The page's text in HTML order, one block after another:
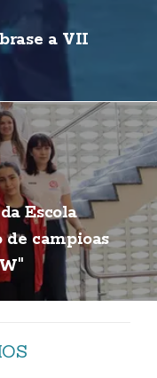
a VII
Escola
campioas